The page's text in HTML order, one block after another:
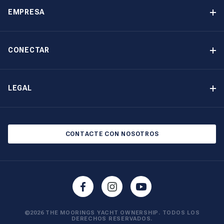
EMPRESA
CONECTAR
LEGAL
CONTACTE CON NOSOTROS
©2026 THE MOORINGS YACHT OWNERSHIP. TODOS LOS
DERECHOS RESERVADOS.